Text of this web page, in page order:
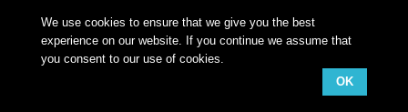
We use cookies to ensure that we give you the best
experience on our website. If you continue we assume that
you consent to our use of cookies.
OK